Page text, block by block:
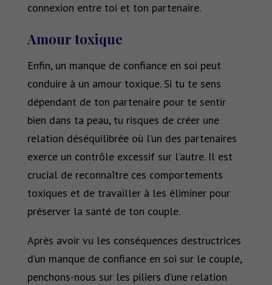
connexion entre toi et ton partenaire.
Amour toxique
Enfin, un manque de confiance en soi peut
conduire à un amour toxique. Si tu te sens
dépendant de ton partenaire pour te sentir
bien dans ta peau, tu risques de créer une
relation déséquilibrée où l’un des partenaires
exerce un contrôle excessif sur l’autre. Il est
crucial de reconnaître ces comportements
toxiques et de travailler à les éliminer pour
préserver la santé de ton couple.
Après avoir vu les conséquences destructrices
d’un manque de confiance en soi sur le couple,
penchons-nous sur les piliers d’une relation